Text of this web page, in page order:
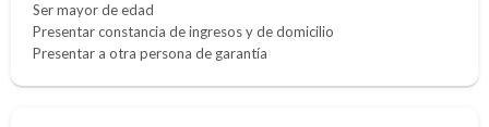
Ser mayor de edad
Presentar constancia de ingresos y de domicilio
Presentar a otra persona de garantía